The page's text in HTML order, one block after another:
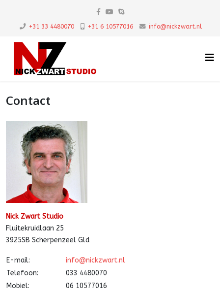
+31 33 4480070 +31 6 10577016 info@nickzwart.nl
Contact
Nick Zwart Studio
Fluitekruidlaan 25
3925SB Scherpenzeel Gld
E-mail:
info@nickzwart.nl
Telefoon:
033 4480070
Mobiel:
06 10577016